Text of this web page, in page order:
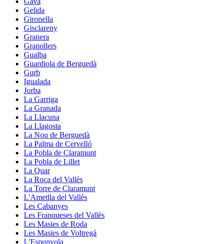
Gelida
Gironella
Gisclareny
Granera
Granollers
Gualba
Guardiola de Berguedà
Gurb
Igualada
Jorba
La Garriga
La Granada
La Llacuna
La Llagosta
La Nou de Berguedà
La Palma de Cervelló
La Pobla de Claramunt
La Pobla de Lillet
La Quar
La Roca del Vallès
La Torre de Claramunt
L'Ametlla del Vallès
Les Cabanyes
Les Franqueses del Vallès
Les Masies de Roda
Les Masies de Voltregà
L'Espunyola